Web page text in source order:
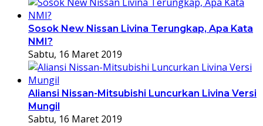
Sosok New Nissan Livina Terungkap, Apa Kata
NMI?
Sabtu, 16 Maret 2019
Aliansi Nissan-Mitsubishi Luncurkan Livina Versi
Mungil
Sabtu, 16 Maret 2019